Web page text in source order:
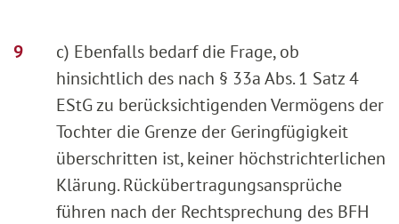
c) Ebenfalls bedarf die Frage, ob
hinsichtlich des nach § 33a Abs. 1 Satz 4
EStG zu berücksichtigenden Vermögens der
Tochter die Grenze der Geringfügigkeit
überschritten ist, keiner höchstrichterlichen
Klärung. Rückübertragungsansprüche
führen nach der Rechtsprechung des BFH